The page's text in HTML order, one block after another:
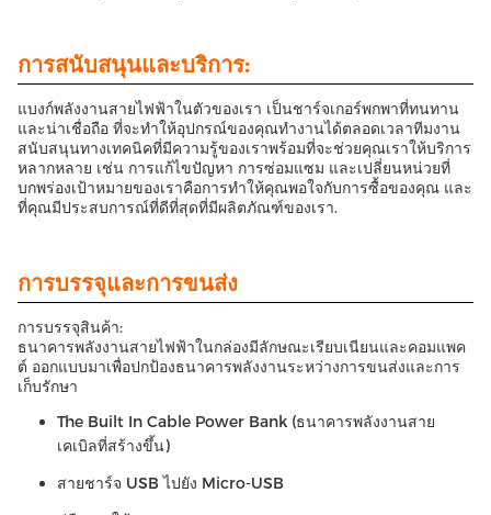
การสนับสนุนและบริการ:
แบงก์พลังงานสายไฟฟ้าในตัวของเรา เป็นชาร์จเกอร์พกพาที่ทนทาน
และน่าเชื่อถือ ที่จะทําให้อุปกรณ์ของคุณทํางานได้ตลอดเวลาทีมงาน
สนับสนุนทางเทคนิคที่มีความรู้ของเราพร้อมที่จะช่วยคุณเราให้บริการ
หลากหลาย เช่น การแก้ไขปัญหา การซ่อมแซม และเปลี่ยนหน่วยที่
บกพร่องเป้าหมายของเราคือการทําให้คุณพอใจกับการซื้อของคุณ และ
ที่คุณมีประสบการณ์ที่ดีที่สุดที่มีผลิตภัณฑ์ของเรา.
การบรรจุและการขนส่ง
การบรรจุสินค้า:
ธนาคารพลังงานสายไฟฟ้าในกล่องมีลักษณะเรียบเนียนและคอมแพค
ต์ ออกแบบมาเพื่อปกป้องธนาคารพลังงานระหว่างการขนส่งและการ
เก็บรักษา
The Built In Cable Power Bank (ธนาคารพลังงานสาย
เคเบิลที่สร้างขึ้น)
สายชาร์จ USB ไปยัง Micro-USB